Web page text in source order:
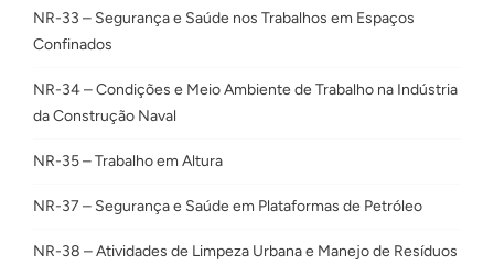
NR-33 – Segurança e Saúde nos Trabalhos em Espaços
Confinados
NR-34 – Condições e Meio Ambiente de Trabalho na Indústria
da Construção Naval
NR-35 – Trabalho em Altura
NR-37 – Segurança e Saúde em Plataformas de Petróleo
NR-38 – Atividades de Limpeza Urbana e Manejo de Resíduos